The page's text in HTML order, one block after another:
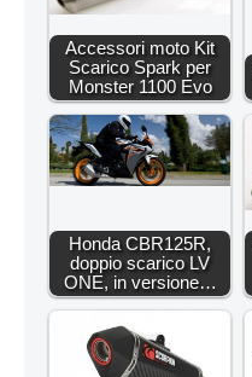
Accessori moto Kit
Scarico Spark per
Monster 1100 Evo
Honda CBR125R,
doppio scarico LV
ONE, in versione…